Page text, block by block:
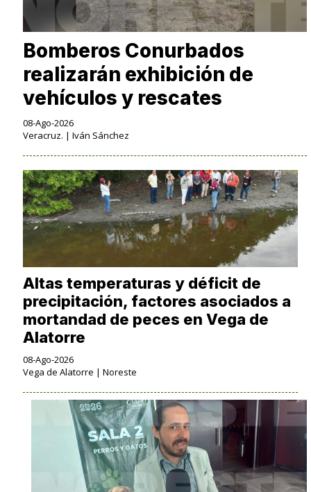
Bomberos Conurbados
realizarán exhibición de
vehículos y rescates
08-Ago-2026
Veracruz. | Iván Sánchez
Altas temperaturas y déficit de
precipitación, factores asociados a
mortandad de peces en Vega de
Alatorre
08-Ago-2026
Vega de Alatorre | Noreste